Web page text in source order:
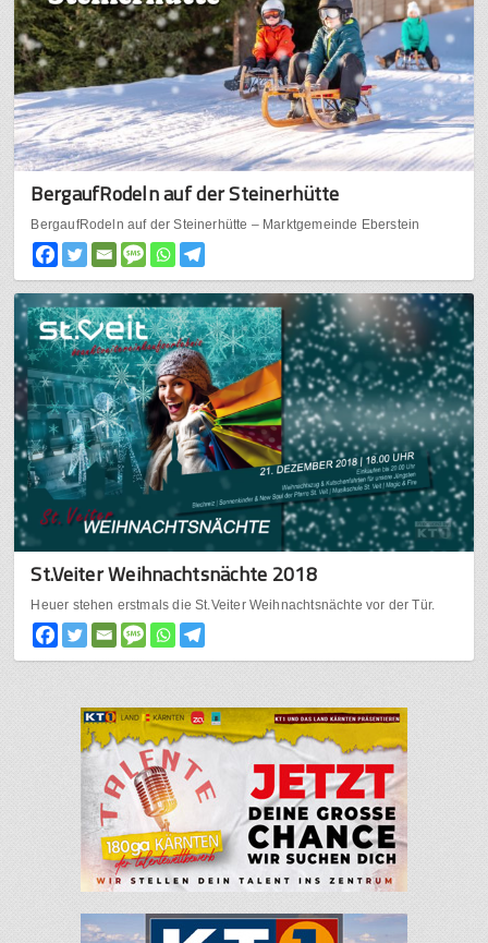
BergaufRodeln auf der Steinerhütte
BergaufRodeln auf der Steinerhütte – Marktgemeinde Eberstein
St.Veiter Weihnachtsnächte 2018
Heuer stehen erstmals die St.Veiter Weihnachtsnächte vor der Tür.